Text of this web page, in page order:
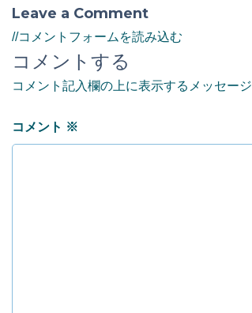
Leave a Comment
//コメントフォームを読み込む
コメントする
コメント記入欄の上に表示するメッセージ
コメント ※